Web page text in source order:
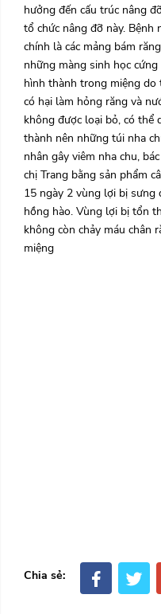
hưởng đến cấu trúc nâng
tổ chức nâng đỡ này. Bệnh
chính là các mảng bám răng
những màng sinh học cứng
hình thành trong miệng do
có hại làm hỏng răng và
không được loại bỏ, có thể
thành nên những túi nha
nhân gây viêm nha chu,
chị Trang bằng sản phẩm
15 ngày 2 vùng lợi bị
hồng hào. Vùng lợi bị tổn
không còn chảy máu chân
miệng
Chia sẻ: